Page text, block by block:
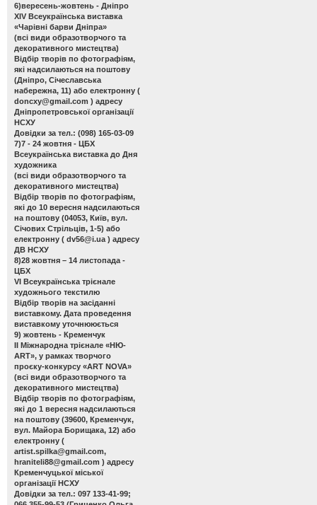
6)вересень-жовтень - Дніпро
ХІV Всеукраїнська виставка
«Чарівні барви Дніпра»
(всі види образотворчого та
декоративного мистецтва)
Відбір творів по фотографіям,
які надсилаються на поштову
(Дніпро, Січеславська
набережна, 11) або електронну (
doncxy@gmail.com ) адресу
Дніпропетровської організації
НСХУ
Довідки за тел.: (098) 165-03-09
7)7 - 24 жовтня - ЦБХ
Всеукраїнська виставка до Дня
художника
(всі види образотворчого та
декоративного мистецтва)
Відбір творів по фотографіям,
які до 10 вересня надсилаються
на поштову (04053, Київ, вул.
Січових Стрільців, 1-5) або
електронну ( dv56@i.ua ) адресу
ДВ НСХУ
8)28 жовтня – 14 листопада -
ЦБХ
VІ Всеукраїнська трієнале
художнього текстилю
Відбір творів на засіданні
виставкому. Дата проведення
виставкому уточнююється
9) жовтень - Кременчук
ІІ Міжнародна трієнале «НЮ-
АRТ», у рамках творчого
проєку-конкурсу «ART NOVA»
(всі види образотворчого та
декоративного мистецтва)
Відбір творів по фотографіям,
які до 1 вересня надсилаються
на поштову (39600, Кременчук,
вул. Майора Борищака, 12) або
електронну (
artist.spilka@gmail.com,
hraniteli88@gmail.com ) адресу
Кременчуцької міської
організації НСХУ
Довідки за тел.: 097 133-41-99;